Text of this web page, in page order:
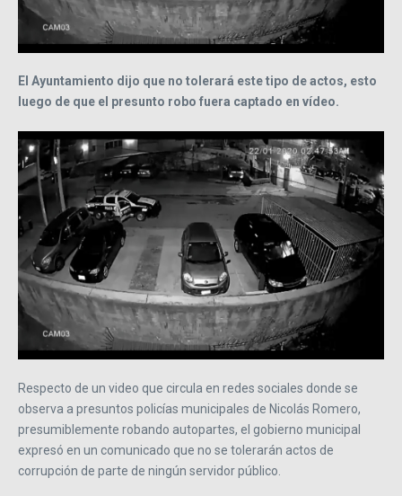
El Ayuntamiento dijo que no tolerará este tipo de actos, esto
luego de que el presunto robo fuera captado en vídeo.
Respecto de un video que circula en redes sociales donde se
observa a presuntos policías municipales de Nicolás Romero,
presumiblemente robando autopartes, el gobierno municipal
expresó en un comunicado que no se tolerarán actos de
corrupción de parte de ningún servidor público.